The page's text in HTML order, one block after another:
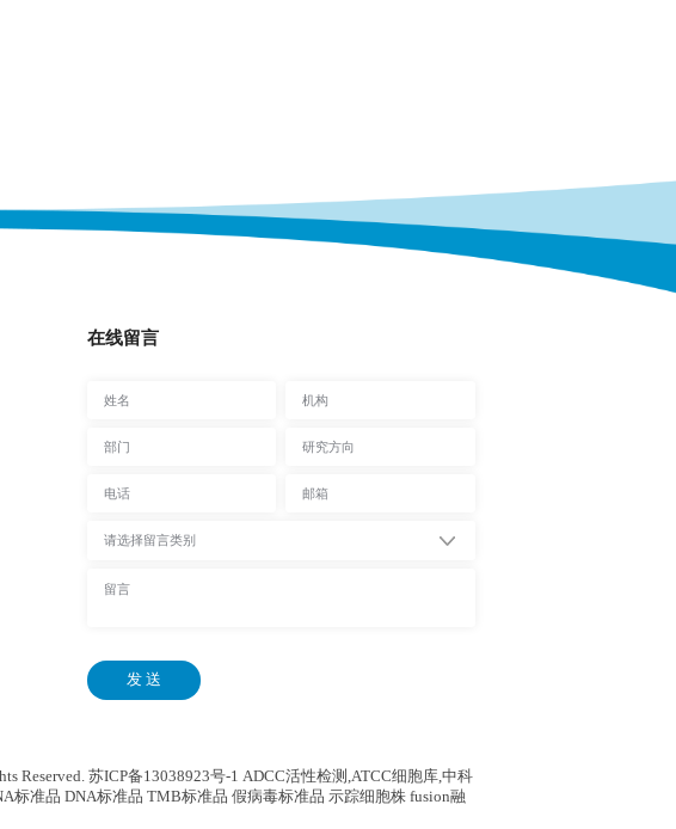
在线留言
发 送
Reserved. 苏ICP备13038923号-1 ADCC活性检测,ATCC细胞库,中科
标准品 DNA标准品 TMB标准品 假病毒标准品 示踪细胞株 fusion融